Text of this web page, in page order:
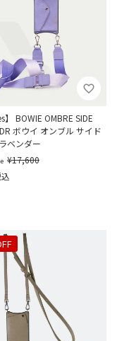
】 BOWIE OMBRE SIDE
ボウイ オンブル サイド
ベンダー
¥17,600